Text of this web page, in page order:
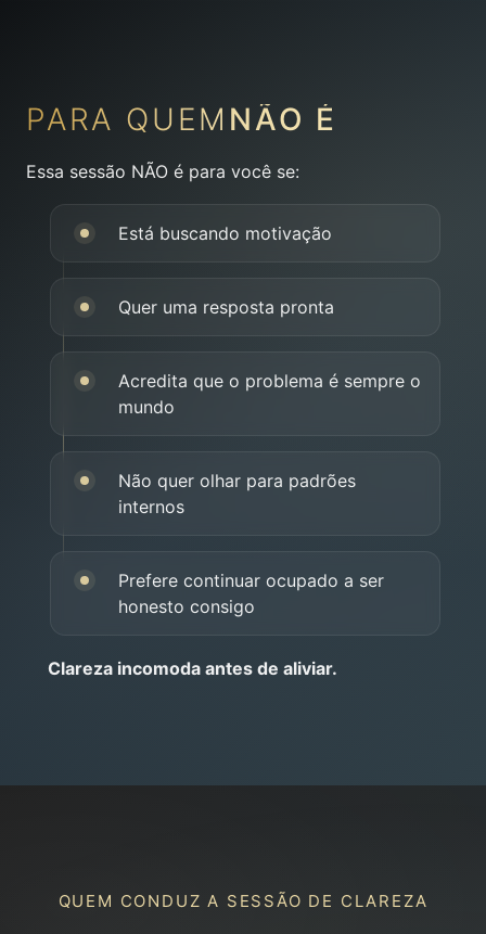
PARA QUEM NÃO É
Essa sessão NÃO é para você se:
Está buscando motivação
Quer uma resposta pronta
Acredita que o problema é sempre o
mundo
Não quer olhar para padrões
internos
Prefere continuar ocupado a ser
honesto consigo
Clareza incomoda antes de aliviar.
QUEM CONDUZ A SESSÃO DE CLAREZA